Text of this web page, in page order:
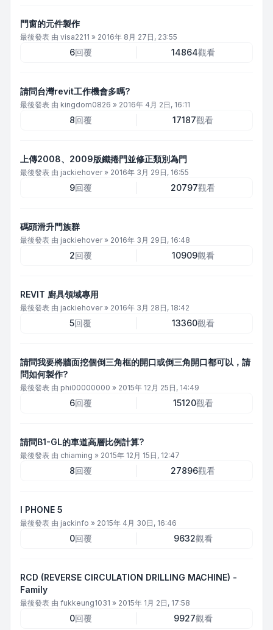
門窗的元件製作
最後發表 由 visa2211 » 2016年 8月 27日, 23:55
6回覆 14864觀看
請問台灣revit工作機會多嗎?
最後發表 由 kingdom0826 » 2016年 4月 2日, 16:11
8回覆 17187觀看
上傳2008、2009版鐵捲門並修正類別為門
最後發表 由 jackiehover» 2016年 3月 29日, 16:55
9回覆 20797觀看
碼頭滑升門族群
最後發表 由 jackiehover» 2016年 3月 29日, 16:48
2回覆 10909觀看
REVIT 廚具領域專用
最後發表 由 jackiehover» 2016年 3月 28日, 18:42
5回覆 13360觀看
請問我要將牆面挖個倒三角框的開口或倒三角開口都可以，請
問如何製作?
最後發表 由 phi00000000 » 2015年 12月 25日, 14:49
6回覆 15120觀看
請問B1-GL的車道高層比例計算?
最後發表 由 chiaming » 2015年 12月 15日, 12:47
8回覆 27896觀看
I PHONE 5
最後發表 由 jackinfo » 2015年 4月 30日, 16:46
0回覆 9632觀看
RCD (REVERSE CIRCULATION DRILLING MACHINE) -
Family
最後發表 由 fukkeung1031 » 2015年 1月 2日, 17:58
0回覆 9927觀看